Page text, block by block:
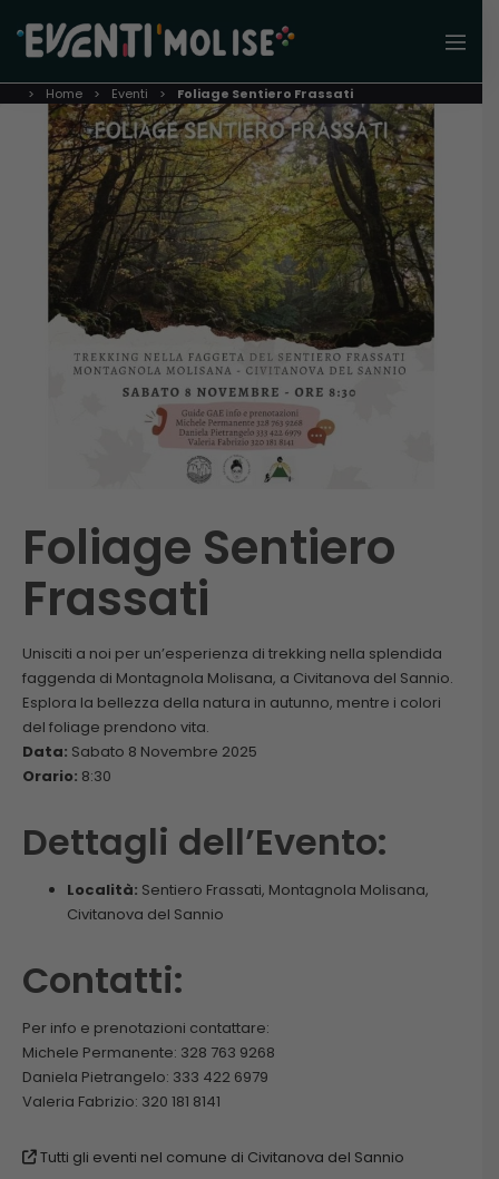
Home Eventi Foliage Sentiero Frassati
Foliage Sentiero
Frassati
Unisciti a noi per un’esperienza di trekking nella splendida
faggenda di Montagnola Molisana, a Civitanova del Sannio.
Esplora la bellezza della natura in autunno, mentre i colori
del foliage prendono vita.
Data: Sabato 8 Novembre 2025
Orario: 8:30
Dettagli dell’Evento:
Località: Sentiero Frassati, Montagnola Molisana,
Civitanova del Sannio
Contatti:
Per info e prenotazioni contattare:
Michele Permanente: 328 763 9268
Daniela Pietrangelo: 333 422 6979
Valeria Fabrizio: 320 181 8141
Tutti gli eventi nel comune di Civitanova del Sannio